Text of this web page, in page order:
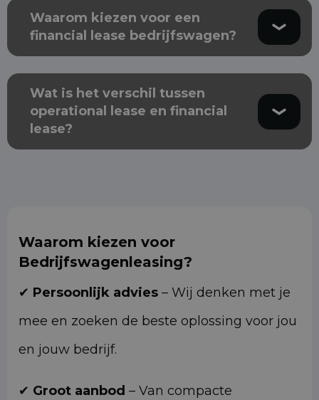
Waarom kiezen voor een
financial lease bedrijfswagen?
Wat is het verschil tussen
operational lease en financial
lease?
Waarom kiezen voor
Bedrijfswagenleasing?
✔ Persoonlijk advies – Wij denken met je
mee en zoeken de beste oplossing voor jou
en jouw bedrijf.
✔ Groot aanbod – Van compacte